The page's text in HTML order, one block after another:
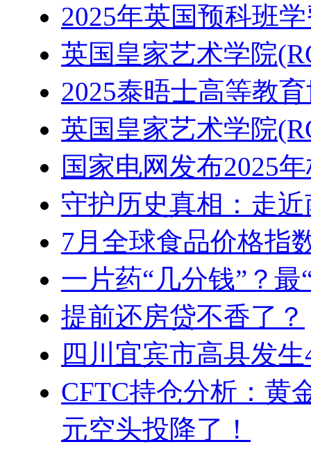
2025年英国预科班
英国皇家艺术学院
2025泰晤士高等教
英国皇家艺术学院
国家电网发布2025
守护历史真相：走
7月全球食品价格指
一片药“几分钱”？
提前还房贷不香了？
四川宜宾市高县发
CFTC持仓分析：黄
元空头投降了！